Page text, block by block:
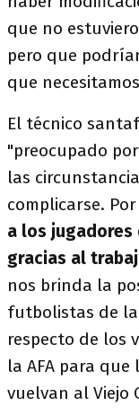
que no
pero que
que
El técnico
"preocupado
las
complicarse.
a los jugadores
gracias al
nos brinda la
futbolistas de
respecto de los
la AFA para
vuelvan al Viejo